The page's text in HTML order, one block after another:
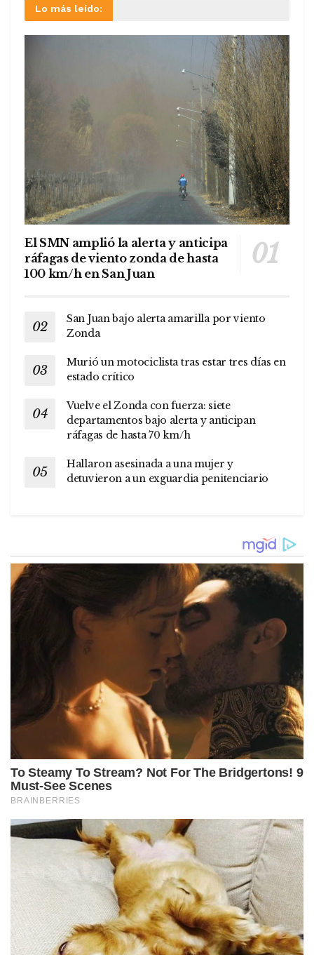
Lo más leído:
El SMN amplió la alerta y anticipa
ráfagas de viento zonda de hasta
100 km/h en San Juan
San Juan bajo alerta amarilla por viento
Zonda
Murió un motociclista tras estar tres días en
estado crítico
Vuelve el Zonda con fuerza: siete
departamentos bajo alerta y anticipan
ráfagas de hasta 70 km/h
Hallaron asesinada a una mujer y
detuvieron a un exguardia penitenciario